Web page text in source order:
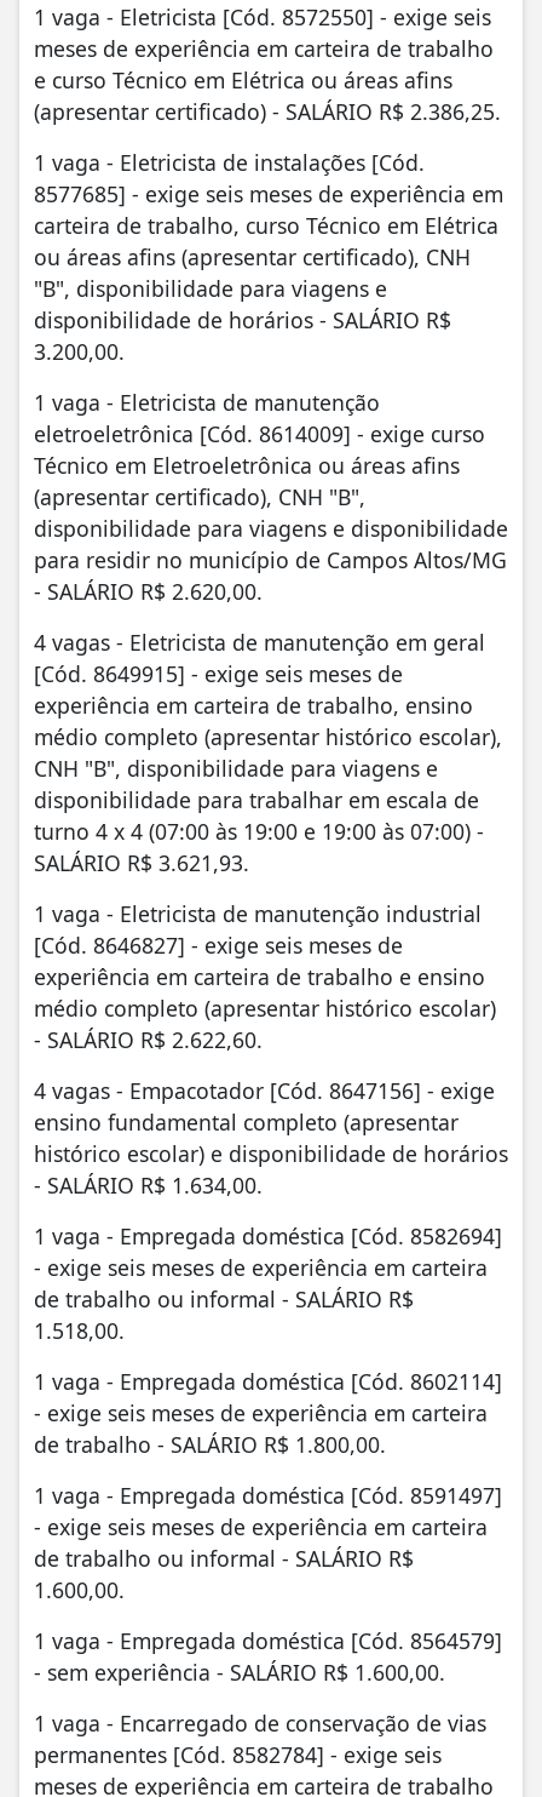
1 vaga - Eletricista [Cód. 8572550] - exige seis
meses de experiência em carteira de trabalho
e curso Técnico em Elétrica ou áreas afins
(apresentar certificado) - SALÁRIO R$ 2.386,25.
1 vaga - Eletricista de instalações [Cód.
8577685] - exige seis meses de experiência em
carteira de trabalho, curso Técnico em Elétrica
ou áreas afins (apresentar certificado), CNH
"B", disponibilidade para viagens e
disponibilidade de horários - SALÁRIO R$
3.200,00.
1 vaga - Eletricista de manutenção
eletroeletrônica [Cód. 8614009] - exige curso
Técnico em Eletroeletrônica ou áreas afins
(apresentar certificado), CNH "B",
disponibilidade para viagens e disponibilidade
para residir no município de Campos Altos/MG
- SALÁRIO R$ 2.620,00.
4 vagas - Eletricista de manutenção em geral
[Cód. 8649915] - exige seis meses de
experiência em carteira de trabalho, ensino
médio completo (apresentar histórico escolar),
CNH "B", disponibilidade para viagens e
disponibilidade para trabalhar em escala de
turno 4 x 4 (07:00 às 19:00 e 19:00 às 07:00) -
SALÁRIO R$ 3.621,93.
1 vaga - Eletricista de manutenção industrial
[Cód. 8646827] - exige seis meses de
experiência em carteira de trabalho e ensino
médio completo (apresentar histórico escolar)
- SALÁRIO R$ 2.622,60.
4 vagas - Empacotador [Cód. 8647156] - exige
ensino fundamental completo (apresentar
histórico escolar) e disponibilidade de horários
- SALÁRIO R$ 1.634,00.
1 vaga - Empregada doméstica [Cód. 8582694]
- exige seis meses de experiência em carteira
de trabalho ou informal - SALÁRIO R$
1.518,00.
1 vaga - Empregada doméstica [Cód. 8602114]
- exige seis meses de experiência em carteira
de trabalho - SALÁRIO R$ 1.800,00.
1 vaga - Empregada doméstica [Cód. 8591497]
- exige seis meses de experiência em carteira
de trabalho ou informal - SALÁRIO R$
1.600,00.
1 vaga - Empregada doméstica [Cód. 8564579]
- sem experiência - SALÁRIO R$ 1.600,00.
1 vaga - Encarregado de conservação de vias
permanentes [Cód. 8582784] - exige seis
meses de experiência em carteira de trabalho